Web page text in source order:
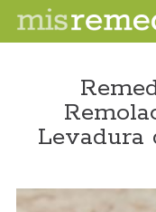
Levadura